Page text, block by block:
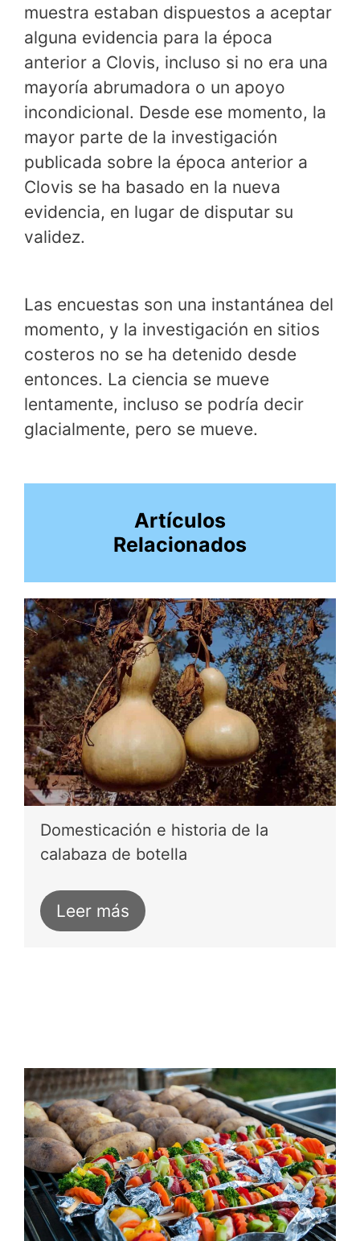
muestra estaban dispuestos a aceptar
alguna evidencia para la época
anterior a Clovis, incluso si no era una
mayoría abrumadora o un apoyo
incondicional. Desde ese momento, la
mayor parte de la investigación
publicada sobre la época anterior a
Clovis se ha basado en la nueva
evidencia, en lugar de disputar su
validez.
Las encuestas son una instantánea del
momento, y la investigación en sitios
costeros no se ha detenido desde
entonces. La ciencia se mueve
lentamente, incluso se podría decir
glacialmente, pero se mueve.
Artículos
Relacionados
Domesticación e historia de la
calabaza de botella
Leer más